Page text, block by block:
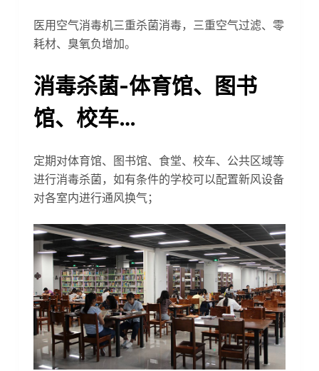
医用空气消毒机三重杀菌消毒，三重空气过滤、零
耗材、臭氧负增加。
消毒杀菌-体育馆、图书
馆、校车…
定期对体育馆、图书馆、食堂、校车、公共区域等
进行消毒杀菌，如有条件的学校可以配置新风设备
对各室内进行通风换气；